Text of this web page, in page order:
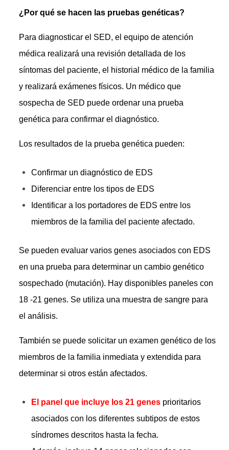
¿Por qué se hacen las pruebas genéticas?
Para diagnosticar el SED, el equipo de atención
médica realizará una revisión detallada de los
síntomas del paciente, el historial médico de la familia
y realizará exámenes físicos. Un médico que
sospecha de SED puede ordenar una prueba
genética para confirmar el diagnóstico.
Los resultados de la prueba genética pueden:
Confirmar un diagnóstico de EDS
Diferenciar entre los tipos de EDS
Identificar a los portadores de EDS entre los
miembros de la familia del paciente afectado.
Se pueden evaluar varios genes asociados con EDS
en una prueba para determinar un cambio genético
sospechado (mutación). Hay disponibles paneles con
18 -21 genes. Se utiliza una muestra de sangre para
el análisis.
También se puede solicitar un examen genético de los
miembros de la familia inmediata y extendida para
determinar si otros están afectados.
El panel que incluye los 21 genes prioritarios
asociados con los diferentes subtipos de estos
síndromes descritos hasta la fecha.